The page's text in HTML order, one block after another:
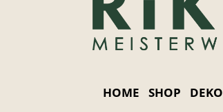
HOME SHOP DEKO